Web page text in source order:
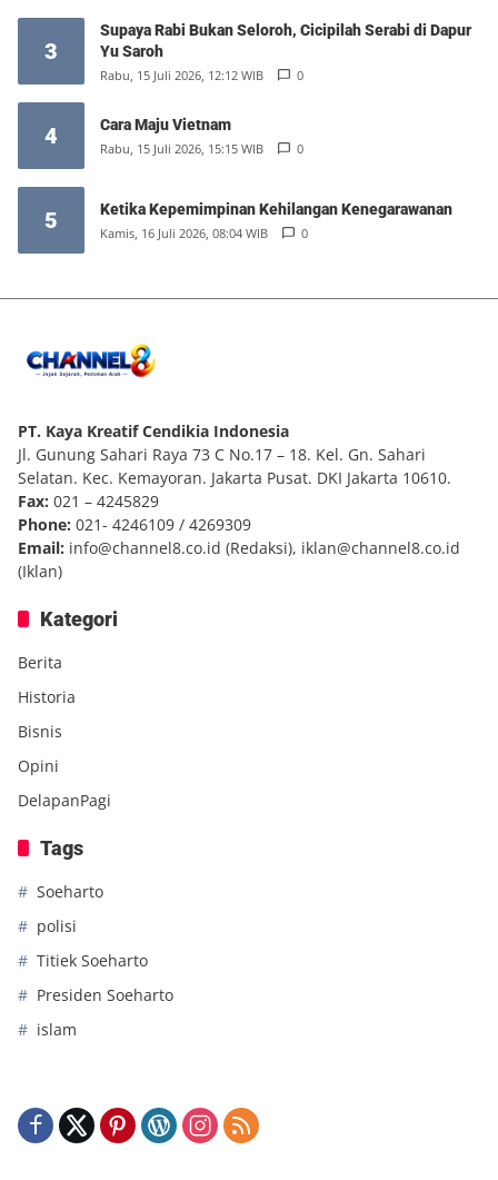
3
Supaya Rabi Bukan Seloroh, Cicipilah Serabi di Dapur
Yu Saroh
Rabu, 15 Juli 2026, 12:12 WIB 0
4 Cara Maju Vietnam
Rabu, 15 Juli 2026, 15:15 WIB 0
5 Ketika Kepemimpinan Kehilangan Kenegarawanan
Kamis, 16 Juli 2026, 08:04 WIB 0
PT. Kaya Kreatif Cendikia Indonesia
Jl. Gunung Sahari Raya 73 C No.17 – 18. Kel. Gn. Sahari
Selatan. Kec. Kemayoran. Jakarta Pusat. DKI Jakarta 10610.
Fax: 021 – 4245829
Phone: 021- 4246109 / 4269309
Email: info@channel8.co.id (Redaksi), iklan@channel8.co.id
(Iklan)
Kategori
Berita
Historia
Bisnis
Opini
DelapanPagi
Tags
Soeharto
polisi
Titiek Soeharto
Presiden Soeharto
islam